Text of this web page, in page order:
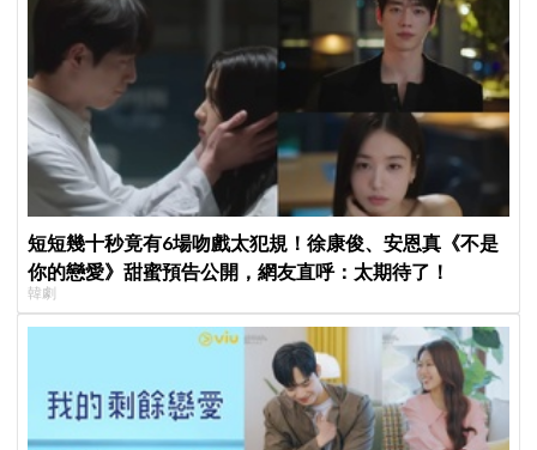
短短幾十秒竟有6場吻戲太犯規！徐康俊、安恩真《不是
你的戀愛》甜蜜預告公開，網友直呼：太期待了！
韓劇